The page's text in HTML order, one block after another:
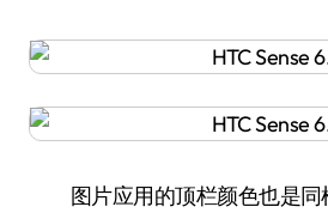
图片应用的顶栏颜色也是同